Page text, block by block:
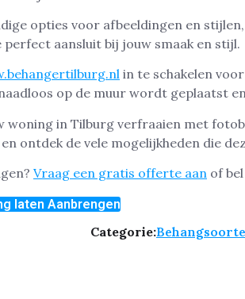
opties voor afbeeldingen en
perfect aansluit bij jouw smaak en stijl.
in te schakelen
op de muur wordt geplaatst
woning in Tilburg verfraaien met
en ontdek de vele mogelijkheden die
Vraag een gratis offerte aan of
laten Aanbrengen
Categorie: